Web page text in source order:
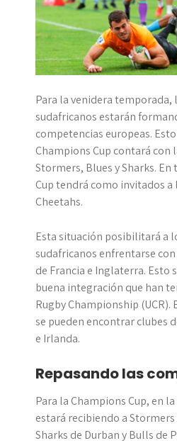
Para la venidera temporada,
sudafricanos estarán
competencias europeas.
Champions Cup contará con
Stormers, Blues y Sharks.
Cup tendrá como invitados a
Cheetahs.
Esta situación posibilitará a
sudafricanos enfrentarse
de Francia e Inglaterra. Esto
buena integración que han
Rugby Championship
se pueden encontrar clubes
e Irlanda.
Repasando las
Para la Champions Cup, en
estará recibiendo a Stormers
Sharks de Durban y Bulls de